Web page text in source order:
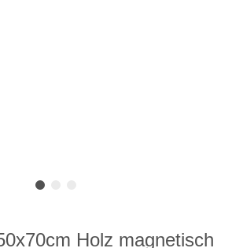
Holz magnetisch